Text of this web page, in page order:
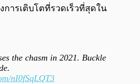
การเติบโตที่รวดเร็วที่สุดใน
the chasm in 2021. Buckle
nI0fSqLQT3